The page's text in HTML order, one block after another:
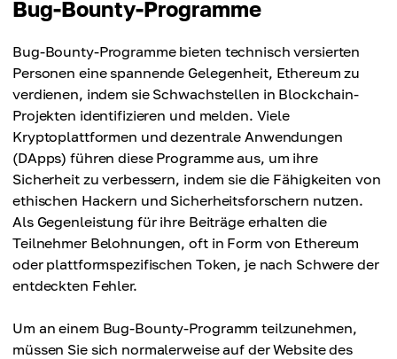
Bug-Bounty-Programme
Bug-Bounty-Programme bieten technisch versierten
Personen eine spannende Gelegenheit, Ethereum zu
verdienen, indem sie Schwachstellen in Blockchain-
Projekten identifizieren und melden. Viele
Kryptoplattformen und dezentrale Anwendungen
(DApps) führen diese Programme aus, um ihre
Sicherheit zu verbessern, indem sie die Fähigkeiten von
ethischen Hackern und Sicherheitsforschern nutzen.
Als Gegenleistung für ihre Beiträge erhalten die
Teilnehmer Belohnungen, oft in Form von Ethereum
oder plattformspezifischen Token, je nach Schwere der
entdeckten Fehler.
Um an einem Bug-Bounty-Programm teilzunehmen,
müssen Sie sich normalerweise auf der Website des